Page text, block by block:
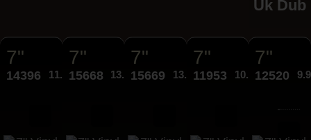
Uk Dub
7"
14396 11.95€
7"
15668 13.95€
7"
15669 13.95€
7"
11953 10.95€
7"
12520